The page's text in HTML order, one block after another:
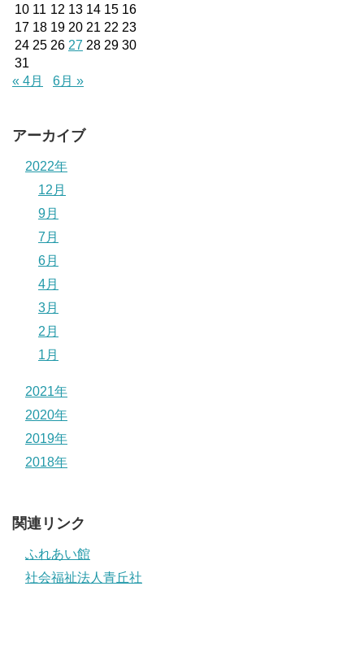
10 11 12 13 14 15 16
17 18 19 20 21 22 23
24 25 26 27 28 29 30
31
« 4月
6月 »
アーカイブ
2022年
12月
9月
7月
6月
4月
3月
2月
1月
2021年
2020年
2019年
2018年
関連リンク
ふれあい館
社会福祉法人青丘社